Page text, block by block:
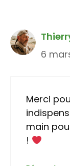
6
Merci
main
!